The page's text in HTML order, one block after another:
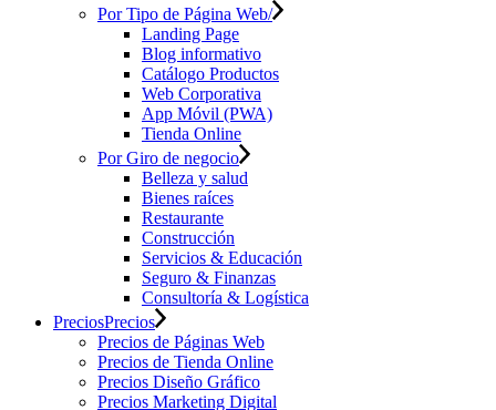
Por Tipo de Página Web/
Landing Page
Blog informativo
Catálogo Productos
Web Corporativa
App Móvil (PWA)
Tienda Online
Por Giro de negocio
Belleza y salud
Bienes raíces
Restaurante
Construcción
Servicios & Educación
Seguro & Finanzas
Consultoría & Logística
PreciosPrecios
Precios de Páginas Web
Precios de Tienda Online
Precios Diseño Gráfico
Precios Marketing Digital